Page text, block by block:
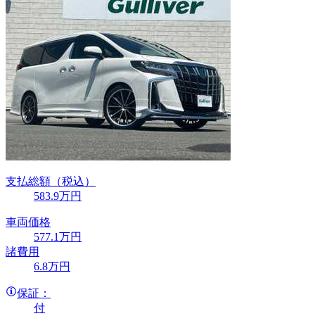
支払総額 （税込）
583.9万円
車両価格
577.1万円
諸費用
6.8万円
保証：
付